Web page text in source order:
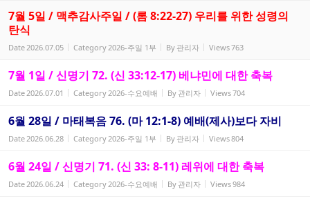
7월 5일 / 맥추감사주일 / (롬 8:22-27) 우리를 위한 성령의
탄식
Date2026.07.05 Category2026-주일 1부 By 관리자 Views763
7월 1일 / 신명기 72. (신 33:12-17) 베냐민에 대한 축복
Date2026.07.01 Category2026-수요예배 By 관리자 Views704
6월 28일 / 마태복음 76. (마 12:1-8) 예배(제사)보다 자비
Date2026.06.28 Category2026-주일 1부 By 관리자 Views804
6월 24일 / 신명기 71. (신 33: 8-11) 레위에 대한 축복
Date2026.06.24 Category2026-수요예배 By 관리자 Views984